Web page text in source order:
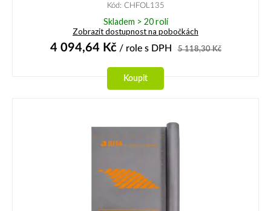
Kód: CHFOL135
Skladem > 20 rolí
Zobrazit dostupnost na pobočkách
4 094,64 Kč/ role s DPH 5 118,30Kč
Koupit